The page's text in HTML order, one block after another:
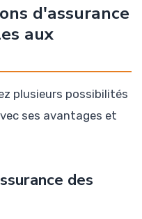
d'assurance
aux
plusieurs possibilités
ses avantages et
des